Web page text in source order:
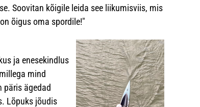
Soovitan kõigile leida see liikumisviis, mis
õigus oma spordile!"
ja enesekindlus
mind
päris ägedad
Lõpuks jõudis